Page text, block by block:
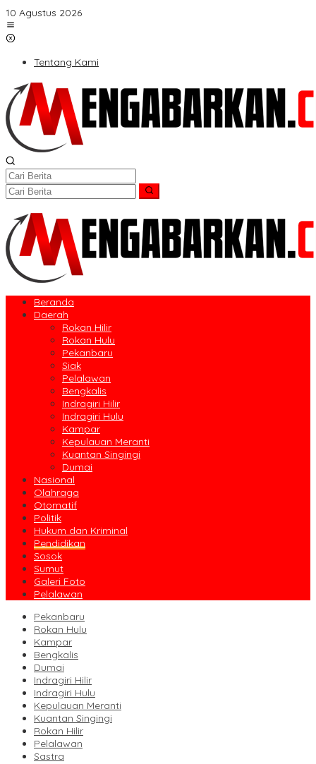
Lewati
ke
konten
10 Agustus 2026
Tentang Kami
Beranda
Daerah
Rokan Hilir
Rokan Hulu
Pekanbaru
Siak
Pelalawan
Bengkalis
Indragiri Hilir
Indragiri Hulu
Kampar
Kepulauan Meranti
Kuantan Singingi
Dumai
Nasional
Olahraga
Otomatif
Politik
Hukum dan Kriminal
Pendidikan
Sosok
Sumut
Galeri Foto
Pelalawan
Pekanbaru
Rokan Hulu
Kampar
Bengkalis
Dumai
Indragiri Hilir
Indragiri Hulu
Kepulauan Meranti
Kuantan Singingi
Rokan Hilir
Pelalawan
Sastra